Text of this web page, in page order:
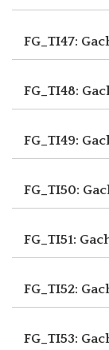
FG_TI47:
FG_TI48:
FG_TI49:
FG_TI50:
FG_TI51:
FG_TI52:
FG_TI53: